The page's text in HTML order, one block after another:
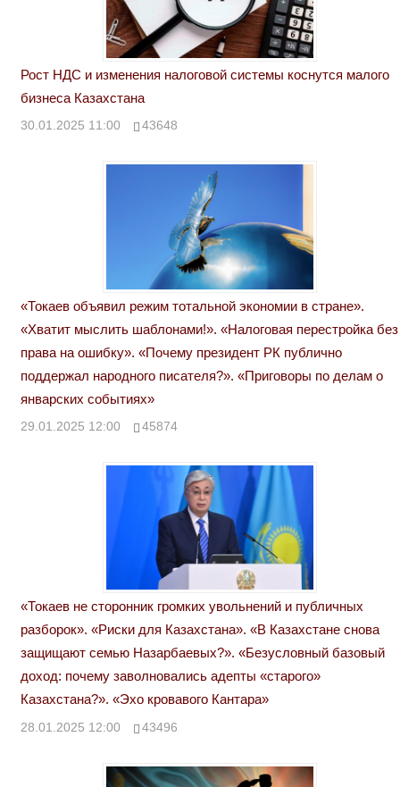
Рост НДС и изменения налоговой системы коснутся малого
бизнеса Казахстана
30.01.2025 11:00 43648
«Токаев объявил режим тотальной экономии в стране».
«Хватит мыслить шаблонами!». «Налоговая перестройка без
права на ошибку». «Почему президент РК публично
поддержал народного писателя?». «Приговоры по делам о
январских событиях»
29.01.2025 12:00 45874
«Токаев не сторонник громких увольнений и публичных
разборок». «Риски для Казахстана». «В Казахстане снова
защищают семью Назарбаевых?». «Безусловный базовый
доход: почему заволновались адепты «старого»
Казахстана?». «Эхо кровавого Кантара»
28.01.2025 12:00 43496